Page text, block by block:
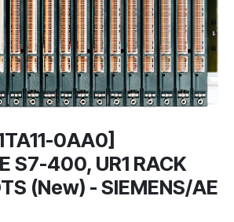
0AA0]
S7-400, UR1 RACK
(New) - SIEMENS/AE